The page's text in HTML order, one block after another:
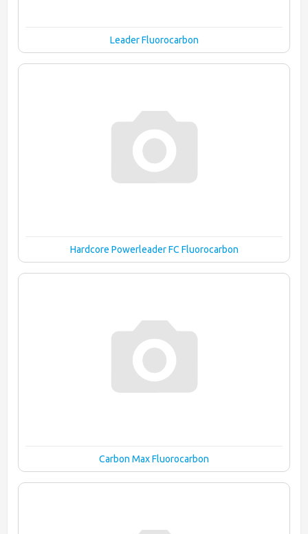
Leader Fluorocarbon
Hardcore Powerleader FC Fluorocarbon
Carbon Max Fluorocarbon